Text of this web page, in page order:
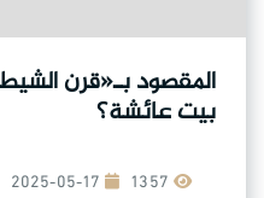
المقصود بـ«قرن
بيت عائشة؟
2025-05-17